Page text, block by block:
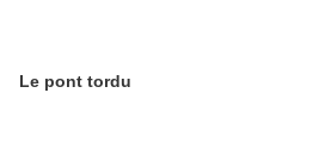
Le pont tordu